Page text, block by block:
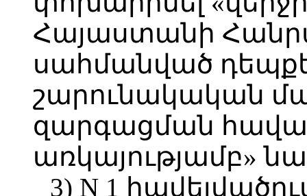
Հայաստանի
սահմանված
շարունակական
զարգացման
առկայությամբ»
3) N 1